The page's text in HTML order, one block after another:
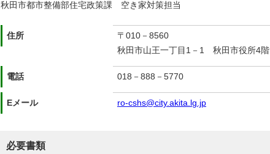
秋田市都市整備部住宅政策課 空き家対策担当
住所
〒010－8560
秋田市山王一丁目1－1 秋田市役所4階
電話 018－888－5770
Eメール ro-cshs@city.akita.lg.jp
必要書類